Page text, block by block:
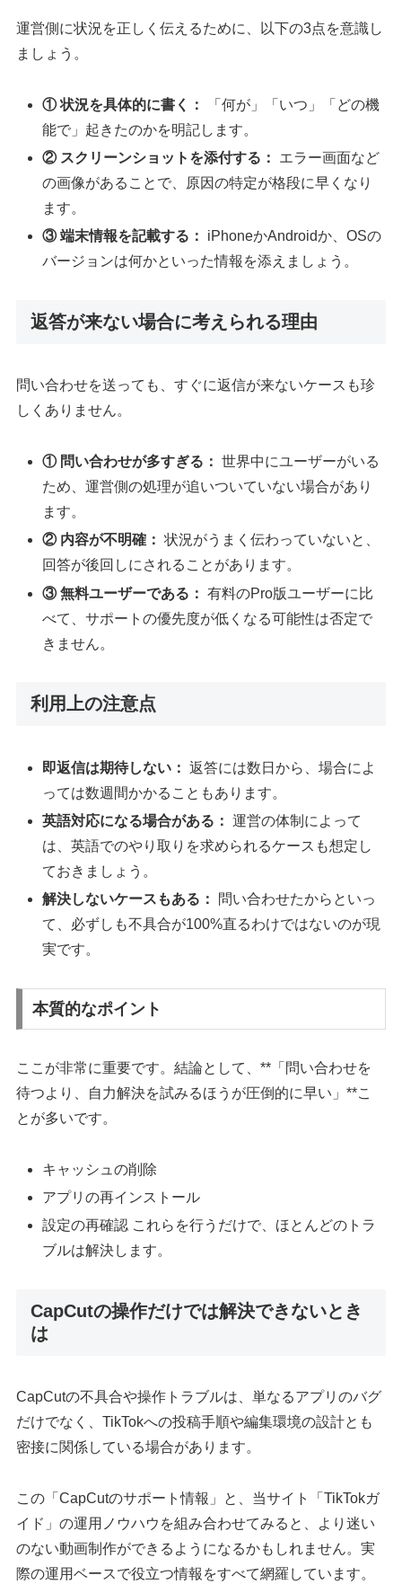
運営側に状況を正しく伝えるために、以下の3点を意識し
ましょう。
① 状況を具体的に書く：
「何が」「いつ」「どの機
能で」起きたのかを明記します。
② スクリーンショットを添付する：
エラー画面など
の画像があることで、原因の特定が格段に早くなり
ます。
③ 端末情報を記載する：
iPhoneかAndroidか、OSの
バージョンは何かといった情報を添えましょう。
返答が来ない場合に考えられる理由
問い合わせを送っても、すぐに返信が来ないケースも珍
しくありません。
① 問い合わせが多すぎる： 世界中にユーザーがいる
ため、運営側の処理が追いついていない場合があり
ます。
② 内容が不明確： 状況がうまく伝わっていないと、
回答が後回しにされることがあります。
③ 無料ユーザーである： 有料のPro版ユーザーに比
べて、サポートの優先度が低くなる可能性は否定で
きません。
利用上の注意点
即返信は期待しない： 返答には数日から、場合によ
っては数週間かかることもあります。
英語対応になる場合がある： 運営の体制によって
は、英語でのやり取りを求められるケースも想定し
ておきましょう。
解決しないケースもある：
問い合わせたからといっ
て、必ずしも不具合が100%直るわけではないのが現
実です。
本質的なポイント
ここが非常に重要です。結論として、**「問い合わせを
待つより、自力解決を試みるほうが圧倒的に早い」**こ
とが多いです。
キャッシュの削除
アプリの再インストール
設定の再確認 これらを行うだけで、ほとんどのトラ
ブルは解決します。
CapCutの操作だけでは解決できないとき
は
CapCutの不具合や操作トラブルは、単なるアプリのバグ
だけでなく、TikTokへの投稿手順や編集環境の設計とも
密接に関係している場合があります。
この「CapCutのサポート情報」と、当サイト「TikTokガ
イド」の運用ノウハウを組み合わせてみると、より迷い
のない動画制作ができるようになるかもしれません。実
際の運用ベースで役立つ情報をすべて網羅しています。